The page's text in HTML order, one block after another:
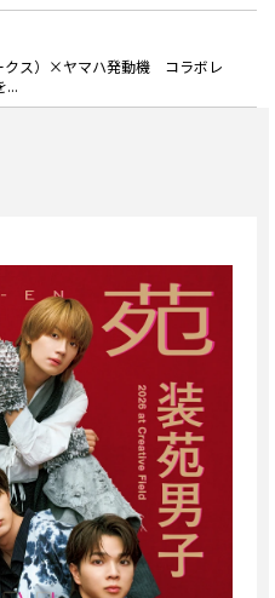
クス）×ヤマハ発動機 コラボレ
...